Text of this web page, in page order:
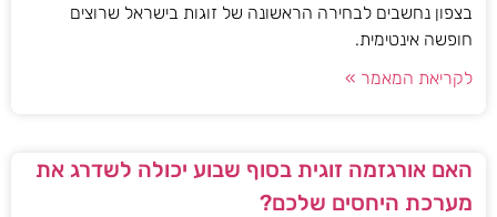
בצפון נחשבים לבחירה הראשונה של זוגות בישראל שרוצים
חופשה אינטימית.
לקריאת המאמר »
האם אורגזמה זוגית בסוף שבוע יכולה לשדרג את
מערכת היחסים שלכם?